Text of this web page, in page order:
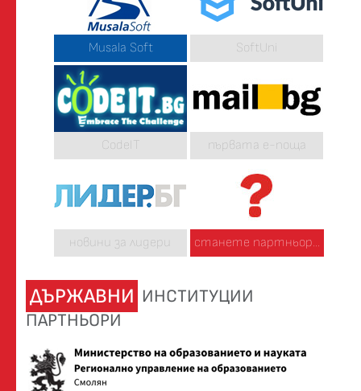
Musala Soft SoftUni
CodeIT първата е-поща
новини за лидери станете партньор...
ДЪРЖАВНИ ИНСТИТУЦИИ
ПАРТНЬОРИ